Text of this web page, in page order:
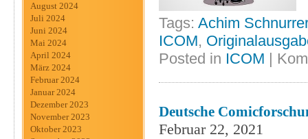
August 2024
Juli 2024
Juni 2024
Mai 2024
April 2024
März 2024
Februar 2024
Januar 2024
Dezember 2023
November 2023
Oktober 2023
Tags: Achim Schnurrer
ICOM,
Posted in ICOM |
Deutsche
Februar 22, 2021